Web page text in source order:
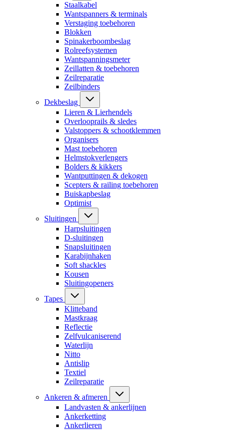
Staalkabel
Wantspanners & terminals
Verstaging toebehoren
Blokken
Spinakerboombeslag
Rolreefsystemen
Wantspanningsmeter
Zeillatten & toebehoren
Zeilreparatie
Zeilbinders
Dekbeslag
Lieren & Lierhendels
Overlooprails & sledes
Valstoppers & schootklemmen
Organisers
Mast toebehoren
Helmstokverlengers
Bolders & kikkers
Wantputtingen & dekogen
Scepters & railing toebehoren
Buiskapbeslag
Optimist
Sluitingen
Harpsluitingen
D-sluitingen
Snapsluitingen
Karabijnhaken
Soft shackles
Kousen
Sluitingopeners
Tapes
Klitteband
Mastkraag
Reflectie
Zelfvulcaniserend
Waterlijn
Nitto
Antislip
Textiel
Zeilreparatie
Ankeren & afmeren
Landvasten & ankerlijnen
Ankerketting
Ankerlieren